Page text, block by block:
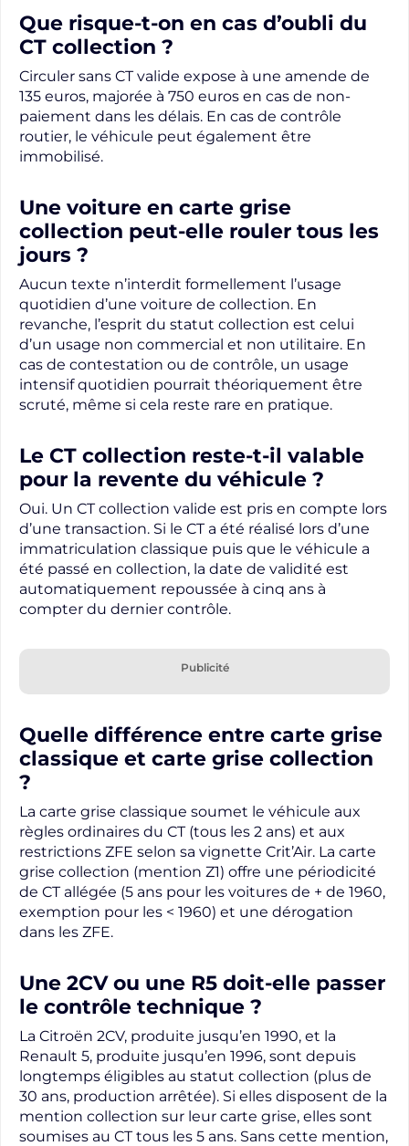
un
Que risque-t-on en cas d’oubli du
CT collection ?
Circuler sans CT valide expose à une amende de
135 euros, majorée à 750 euros en cas de non-
paiement dans les délais. En cas de contrôle
routier, le véhicule peut également être
immobilisé.
Une voiture en carte grise
collection peut-elle rouler tous les
jours ?
Aucun texte n’interdit formellement l’usage
quotidien d’une voiture de collection. En
revanche, l’esprit du statut collection est celui
d’un usage non commercial et non utilitaire. En
cas de contestation ou de contrôle, un usage
intensif quotidien pourrait théoriquement être
scruté, même si cela reste rare en pratique.
Le CT collection reste-t-il valable
pour la revente du véhicule ?
Oui. Un CT collection valide est pris en compte lors
d’une transaction. Si le CT a été réalisé lors d’une
immatriculation classique puis que le véhicule a
été passé en collection, la date de validité est
automatiquement repoussée à cinq ans à
compter du dernier contrôle.
Publicité
Quelle différence entre carte grise
classique et carte grise collection
?
La carte grise classique soumet le véhicule aux
règles ordinaires du CT (tous les 2 ans) et aux
restrictions ZFE selon sa vignette Crit’Air. La carte
grise collection (mention Z1) offre une périodicité
de CT allégée (5 ans pour les voitures de + de 1960,
exemption pour les < 1960) et une dérogation
dans les ZFE.
Une 2CV ou une R5 doit-elle passer
le contrôle technique ?
La Citroën 2CV, produite jusqu’en 1990, et la
Renault 5, produite jusqu’en 1996, sont depuis
longtemps éligibles au statut collection (plus de
30 ans, production arrêtée). Si elles disposent de la
mention collection sur leur carte grise, elles sont
soumises au CT tous les 5 ans. Sans cette mention,